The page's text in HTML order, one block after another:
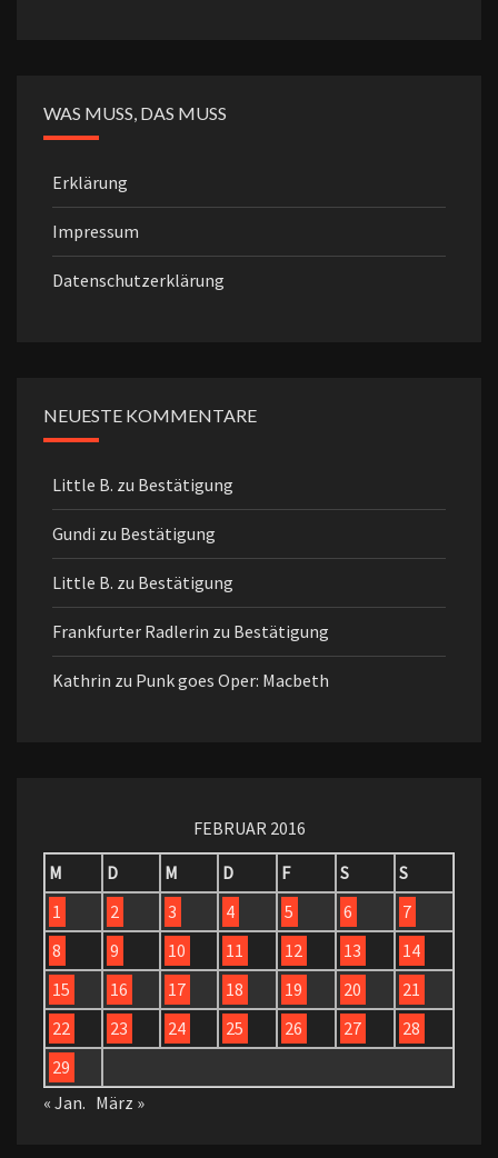
WAS MUSS, DAS MUSS
Erklärung
Impressum
Datenschutzerklärung
NEUESTE KOMMENTARE
Little B. zu Bestätigung
Gundi zu Bestätigung
Little B. zu Bestätigung
Frankfurter Radlerin zu Bestätigung
Kathrin zu Punk goes Oper: Macbeth
FEBRUAR 2016
M
D M D F S
S
1
2 3 4 5 6
7
8
9 10 11 12 13
14
15
16 17 18 19 20
21
22
23 24 25 26 27
28
29
« Jan. März »